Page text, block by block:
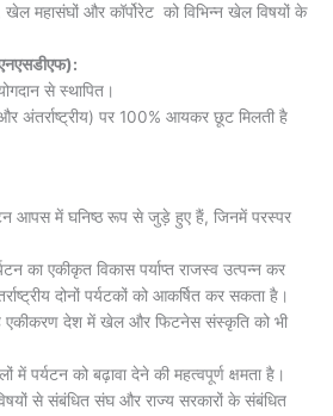
महासंघों और कॉर्पोरेट को विभिन्न खेल विषयों के
से स्थापित।
अंतर्राष्ट्रीय) पर 100% आयकर छूट मिलती है
आपस में घनिष्ठ रूप से जुड़े हुए हैं, जिनमें परस्पर
का एकीकृत विकास पर्याप्त राजस्व उत्पन्न कर
दोनों पर्यटकों को आकर्षित कर सकता है।
एकीकरण देश में खेल और फिटनेस संस्कृति को भी
में पर्यटन को बढ़ावा देने की महत्वपूर्ण क्षमता है।
से संबंधित संघ और राज्य सरकारों के संबंधित